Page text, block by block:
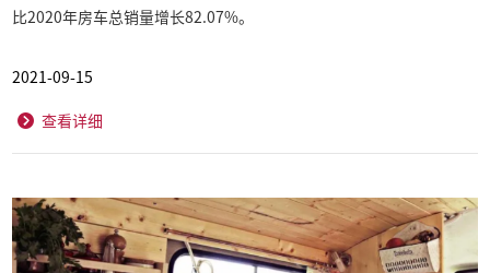
比2020年房车总销量增长82.07%。
2021-09-15
查看详细